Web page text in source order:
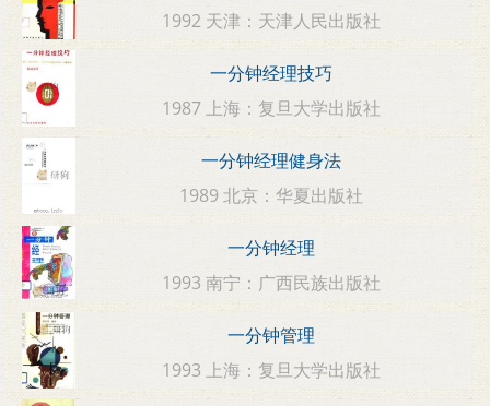
1992 天津：天津人民出版社
一分钟经理技巧
1987 上海：复旦大学出版社
一分钟经理健身法
1989 北京：华夏出版社
一分钟经理
1993 南宁：广西民族出版社
一分钟管理
1993 上海：复旦大学出版社